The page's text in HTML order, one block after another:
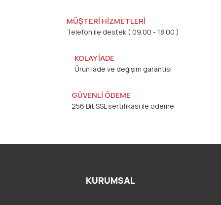
MÜŞTERİ HİZMETLERİ
Telefon ile destek ( 09.00 - 18.00 )
KOLAY İADE
Ürün iade ve değişim garantisi
GÜVENLİ ÖDEME
256 Bit SSL sertifikası ile ödeme
KURUMSAL